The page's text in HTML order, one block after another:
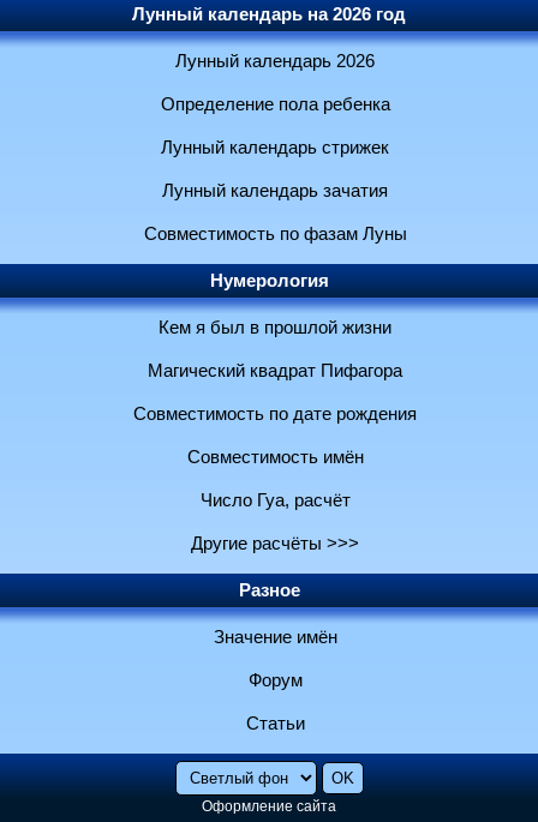
Лунный календарь на 2026 год
Лунный календарь 2026
Определение пола ребенка
Лунный календарь стрижек
Лунный календарь зачатия
Совместимость по фазам Луны
Нумерология
Кем я был в прошлой жизни
Магический квадрат Пифагора
Совместимость по дате рождения
Совместимость имён
Число Гуа, расчёт
Другие расчёты >>>
Разное
Значение имён
Форум
Статьи
Оформление сайта